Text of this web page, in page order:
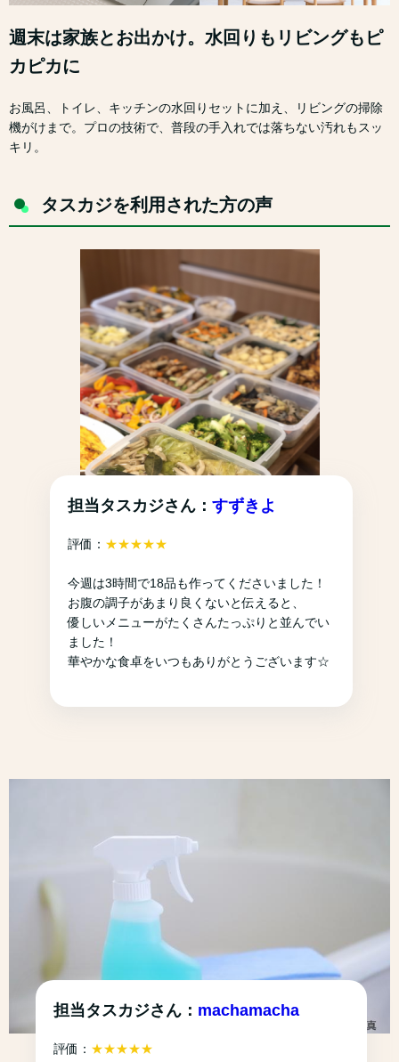
週末は家族とお出かけ。水回りもリビングもピ
カピカに
お風呂、トイレ、キッチンの水回りセットに加え、リビングの掃除
機がけまで。プロの技術で、普段の手入れでは落ちない汚れもスッ
キリ。
タスカジを利用された方の声
担当タスカジさん：すずきよ
評価： ★★★★★
今週は3時間で18品も作ってくださいました！
お腹の調子があまり良くないと伝えると、
優しいメニューがたくさんたっぷりと並んでい
ました！
華やかな食卓をいつもありがとうございます☆
担当タスカジさん： machamacha
評価： ★★★★★